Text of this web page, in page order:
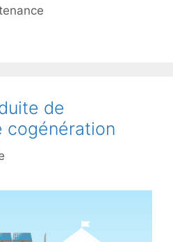
de
cogénération